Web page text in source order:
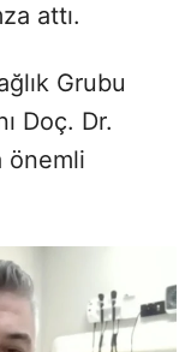
attı.
Grubu
Doç. Dr.
önemli